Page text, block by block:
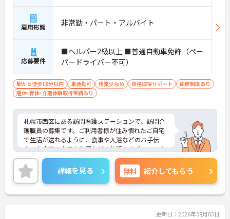
雇用形態 非常勤・パート・アルバイト
応募要件
■ヘルパー2級以上 ■普通自動車免許（ペー
パードライバー不可）
駅から徒歩10分以内 車通勤可 残業少なめ 資格取得サポート
研修制度あり
産休･育休･介護休暇取得実績あり
札幌市西区にある訪問看護ステーションで、訪問介
護職員の募集です。ご利用者様が住み慣れたご自宅
で生活が送れるように、食事や入浴などのお手伝い
や、お食事の支度や洗濯などの生活をサポートしま
す。日勤のみのパート勤務で残業も少なめです。勤
務日数や勤務時間はご相談いただけますので、自分
の生活スタイルにあわせてお仕事したいという方に
おススメのお仕事です。ご興味がある方には、詳し
くご案内させていただきますので、是非お気軽にお
詳細を見る 無料 紹介してもらう
更新日：2026年08月03日